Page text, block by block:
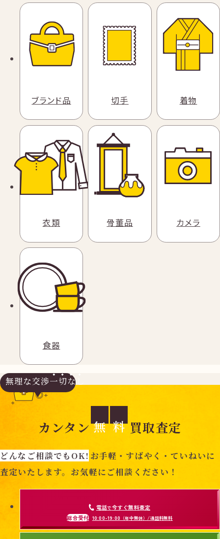
ブランド品 切手 着物
衣類 骨董品 カメラ
食器
無理な交渉一切なし
カンタン 無 料 買取査定
どんなご相談でもOK! お手軽・すばやく・ていねいに
査定いたします。お気軽にご相談ください！
電話で今すぐ無料査定
総合受付 10:00-19:00 （年中無休）/通話料無料